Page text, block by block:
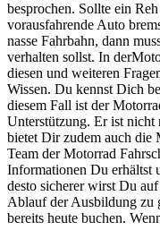
besprochen. Sollte ein
vorausfahrende Auto
nasse Fahrbahn, dann
verhalten sollst. In
diesen und weiteren
Wissen. Du kennst Dich
diesem Fall ist der
Unterstützung. Er ist nicht
bietet Dir zudem auch die
Team der Motorrad
Informationen Du erhältst
desto sicherer wirst Du
Ablauf der Ausbildung zu
bereits heute buchen.